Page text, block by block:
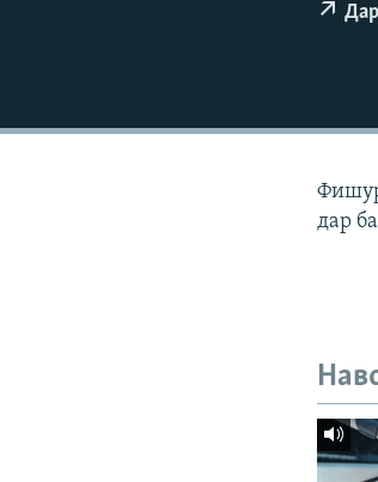
дар